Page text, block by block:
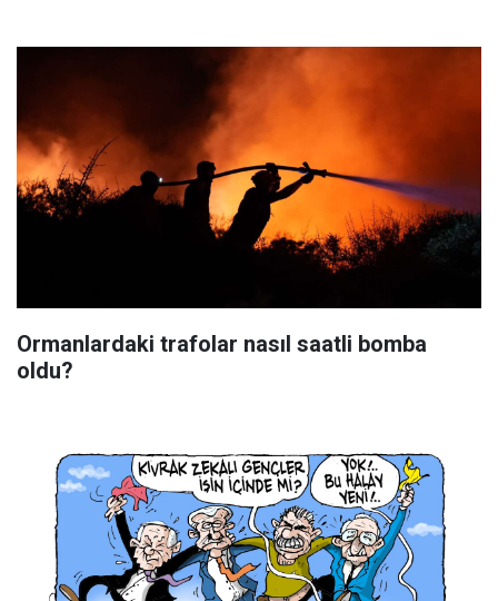
Ormanlardaki trafolar nasıl saatli bomba
oldu?